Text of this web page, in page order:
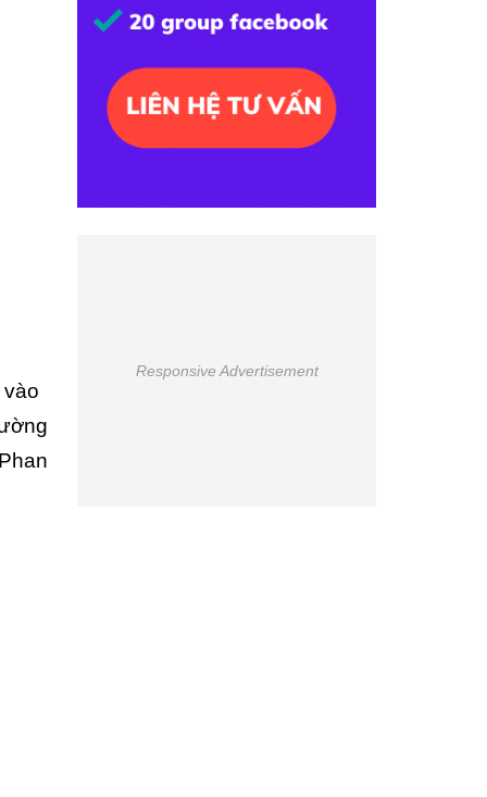
Responsive Advertisement